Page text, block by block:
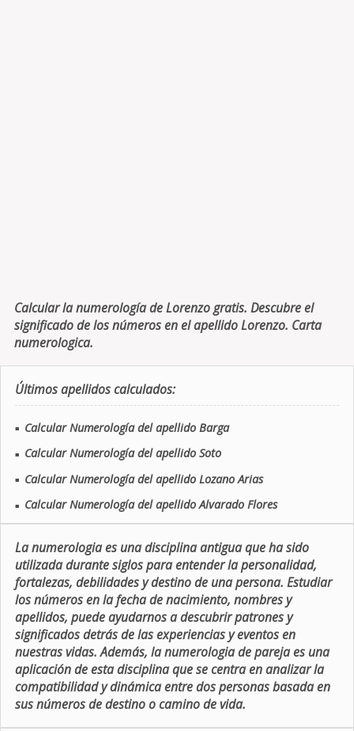
Calcular la numerología de Lorenzo gratis. Descubre el
significado de los números en el apellido Lorenzo. Carta
numerologica.
Últimos apellidos calculados:
■ Calcular Numerología del apellido Barga
■ Calcular Numerología del apellido Soto
■ Calcular Numerología del apellido Lozano Arias
■ Calcular Numerología del apellido Alvarado Flores
La numerologia es una disciplina antigua que ha sido
utilizada durante siglos para entender la personalidad,
fortalezas, debilidades y destino de una persona. Estudiar
los números en la fecha de nacimiento, nombres y
apellidos, puede ayudarnos a descubrir patrones y
significados detrás de las experiencias y eventos en
nuestras vidas. Además, la numerologia de pareja es una
aplicación de esta disciplina que se centra en analizar la
compatibilidad y dinámica entre dos personas basada en
sus números de destino o camino de vida.